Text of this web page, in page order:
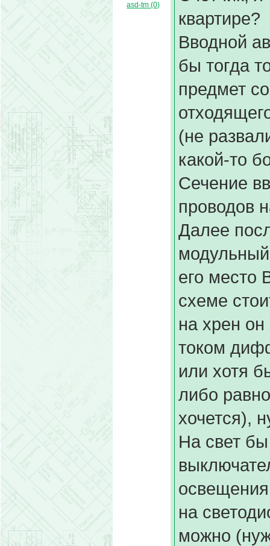
asd-tm (0)
квартире?
Вводной
бы тогда
предмет
(не
какой-то
Сечение
проводов
Далее
его место
схеме
на хрен
током
или хотя
либо
хочется),
На свет
на
можно